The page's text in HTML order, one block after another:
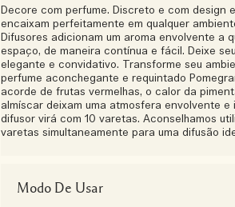
Decore com perfume. Discreto e com design
encaixam perfeitamente em qualquer
Difusores adicionam um aroma envolvente a
espaço, de maneira contínua e fácil. Deixe
elegante e convidativo. Transforme seu
perfume aconchegante e requintado
acorde de frutas vermelhas, o calor da
almíscar deixam uma atmosfera envolvente e
difusor virá com 10 varetas. Aconselhamos
varetas simultaneamente para uma difusão
Modo De Usar